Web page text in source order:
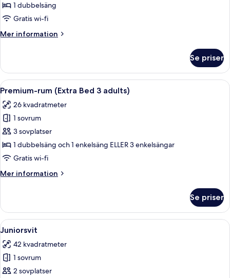
View
and
1 dubbelsäng
Gratis wi-fi
Mer information
Mer
Room,
View
and
Se priser
Öppna
alla
foton
för
Premium-
rum
(Extra
3
Ett hotellrum med två sängar, ett
19
Premium-rum (Extra Bed 3 adults)
26 kvadratmeter
1 sovrum
3 sovplatser
1 dubbelsäng och 1 enkelsäng ELLER 3 enkelsängar
Gratis wi-fi
Mer information
Mer
rum
(Extra
Bed
adults)
Se priser
Öppna
alla
foton
för
Juniorsvit
Ett hotellrum med två sängar, ett
14
Juniorsvit
42 kvadratmeter
1 sovrum
2 sovplatser